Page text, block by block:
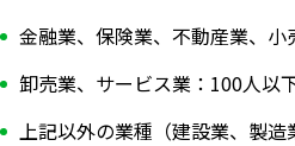
金融業、保険業、不動産業、小
卸売業、サービス業：100人以
上記以外の業種（建設業、製